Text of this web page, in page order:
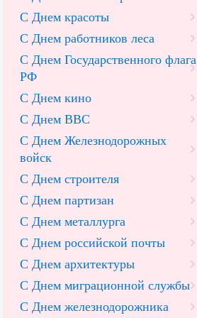
С Днем красоты
С Днем работников леса
С Днем Государственного флага
РФ
С Днем кино
С Днем ВВС
С Днем Железнодорожных
войск
С Днем строителя
С Днем партизан
С Днем металлурга
С Днем российской почты
С Днем архитектуры
С Днем миграционной службы
С Днем железнодорожника